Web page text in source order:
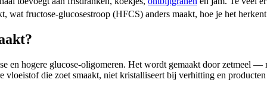
wat fructose-glucosestroop (HFCS) anders maakt, hoe je het
en hogere glucose-oligomeren. Het wordt gemaakt door zetmeel
vloeistof die zoet smaakt, niet kristalliseert bij verhitting en